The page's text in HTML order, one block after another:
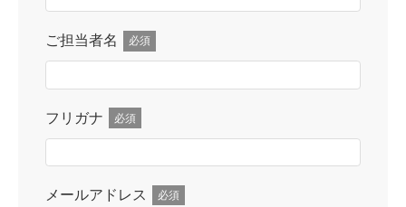
ご担当者名 必須
フリガナ 必須
メールアドレス 必須